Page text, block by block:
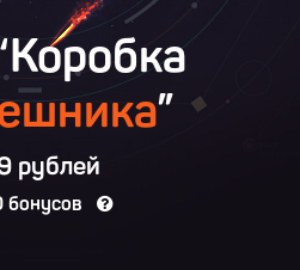
”
рублей
бонусов